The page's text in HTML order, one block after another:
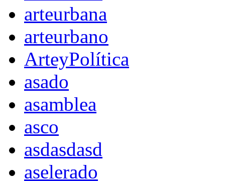
arteurbana
arteurbano
ArteyPolítica
asado
asamblea
asco
asdasdasd
aselerado